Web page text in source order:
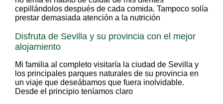
cepillándolos después de cada comida. Tampoco solía
prestar demasiada atención a la nutrición
Disfruta de Sevilla y su provincia con el mejor
alojamiento
Mi familia al completo visitaría la ciudad de Sevilla y
los principales parques naturales de su provincia en
un viaje que deseábamos que fuera inolvidable.
Desde el principio teníamos claro